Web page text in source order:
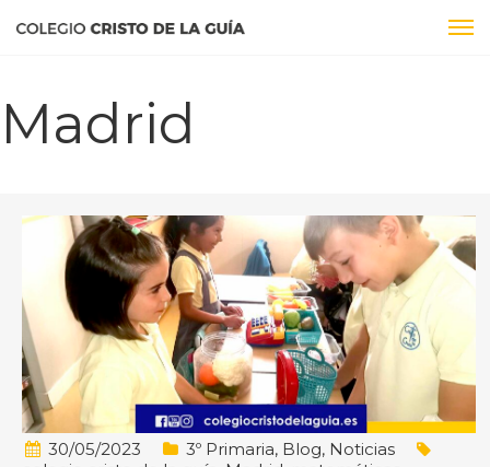
Madrid
30/05/2023 3º Primaria, Blog, Noticias